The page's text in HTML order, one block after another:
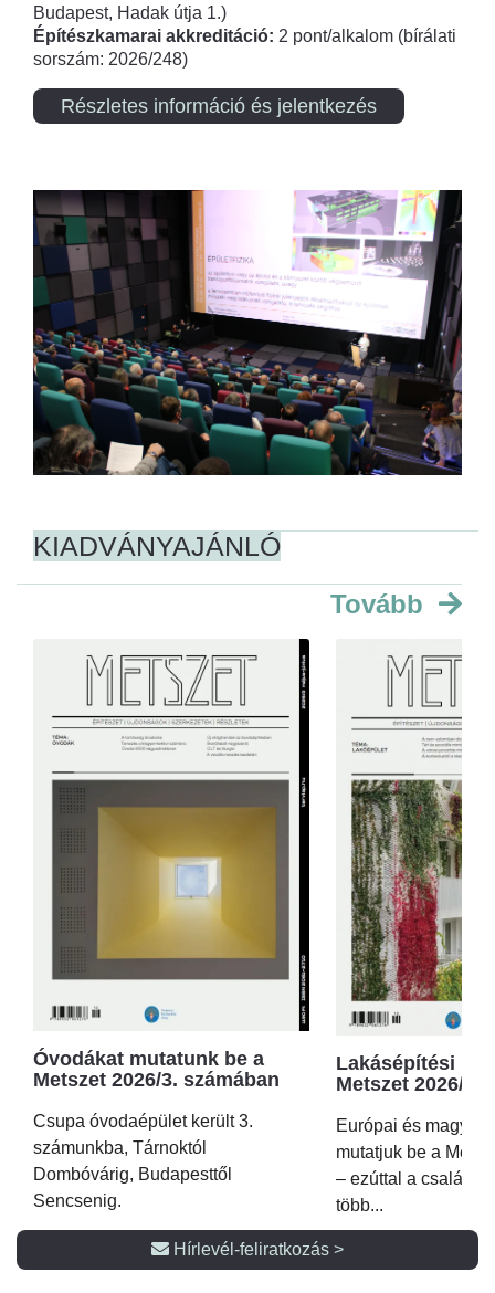
Budapest, Hadak útja 1.)
Építészkamarai akkreditáció: 2 pont/alkalom (bírálati
sorszám: 2026/248)
Részletes információ és jelentkezés
KIADVÁNYAJÁNLÓ
Tovább
Óvodákat mutatunk be a
Metszet 2026/3. számában
Csupa óvodaépület került 3.
számunkba, Tárnoktól
Dombóvárig, Budapesttől
Sencsenig.
Lakásépítési
Metszet 2026/2.
Európai és magyar
mutatjuk be a
– ezúttal a családi
több...
Hírlevél-feliratkozás >